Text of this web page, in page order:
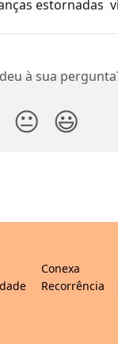
estornadas
à sua
😐 😃
Conexa
Recorrência